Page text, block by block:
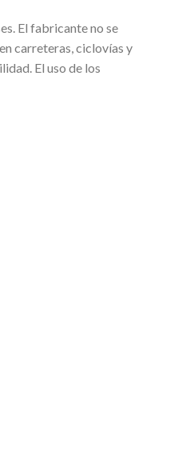
El fabricante no se
carreteras, ciclovías y
El uso de los